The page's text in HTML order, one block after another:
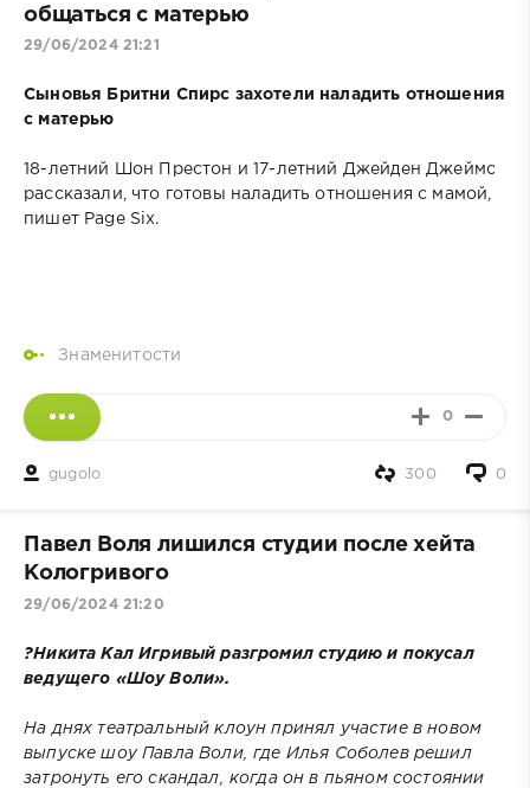
общаться с матерью
29/06/2024 21:21
Сыновья Бритни Спирс захотели наладить отношения
с матерью
18-летний Шон Престон и 17-летний Джейден Джеймс
рассказали, что готовы наладить отношения с мамой,
пишет Page Six.
Знаменитости
0
gugolo 0
300
Павел Воля лишился студии после хейта
Кологривого
29/06/2024 21:20
?Никита Кал Игривый разгромил студию и покусал
ведущего «Шоу Воли».
На днях театральный клоун принял участие в новом
выпуске шоу Павла Воли, где Илья Соболев решил
затронуть его скандал, когда он в пьяном состоянии